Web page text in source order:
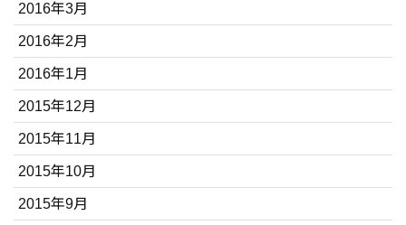
2016年3月
2016年2月
2016年1月
2015年12月
2015年11月
2015年10月
2015年9月